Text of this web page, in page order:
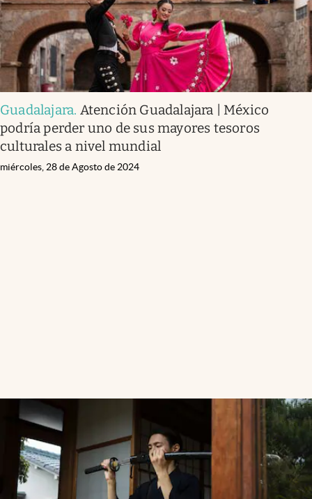
Guadalajara. Atención Guadalajara | México
podría perder uno de sus mayores tesoros
culturales a nivel mundial
miércoles, 28 de Agosto de 2024